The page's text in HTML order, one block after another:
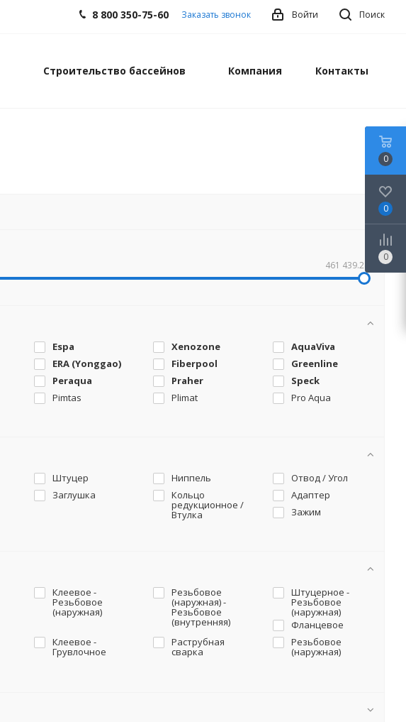
Поиск
Войти
8 800 350-75-60 Заказать звонок
Строительство бассейнов Компания Контакты
461 439.28
Espa Xenozone
AquaViva
ERA (Yonggao) Fiberpool
Greenline
Peraqua Praher
Speck
Pimtas Plimat
Pro Aqua
Штуцер Ниппель
Отвод / Угол
Заглушка Кольцо
редукционное /
Втулка
Адаптер
Зажим
Клеевое -
Резьбовое
(наружная)
Резьбовое
(наружная) -
Резьбовое
(внутренняя)
Штуцерное -
Резьбовое
(наружная)
Фланцевое
Клеевое -
Грувлочное
Раструбная
сварка
Резьбовое
(наружная)
0
0
0